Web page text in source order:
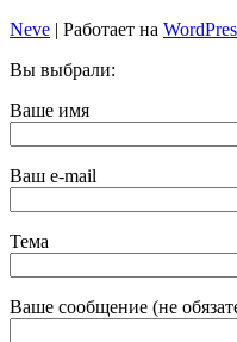
Neve | Работает на
Вы выбрали:
Ваше имя
Ваш e-mail
Тема
Ваше сообщение (не